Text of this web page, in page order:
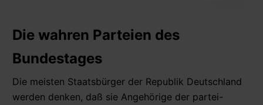
Die wahren Parteien des
Bundestages
Die meisten Staatsbürger der Republik Deutschland
werden denken, daß sie Angehörige der partei-